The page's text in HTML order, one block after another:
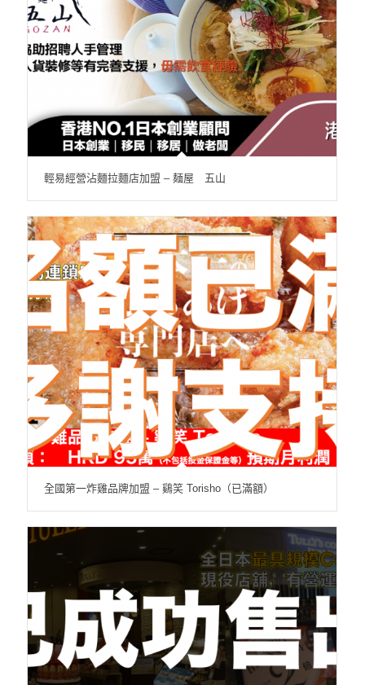
輕易經營沾麵拉麵店加盟 – 麺屋 五山
全國第一炸雞品牌加盟 – 鷄笑 Torisho（已滿額）